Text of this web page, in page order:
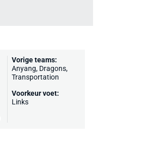
Vorige teams:
Anyang, Dragons,
Transportation
Voorkeur voet:
Links